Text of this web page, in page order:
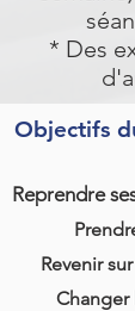
* Des
Objectifs
Reprendre
Revenir
Changer